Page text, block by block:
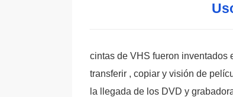
cintas de VHS fueron inventados
transferir , copiar y visión de
la llegada de los DVD y